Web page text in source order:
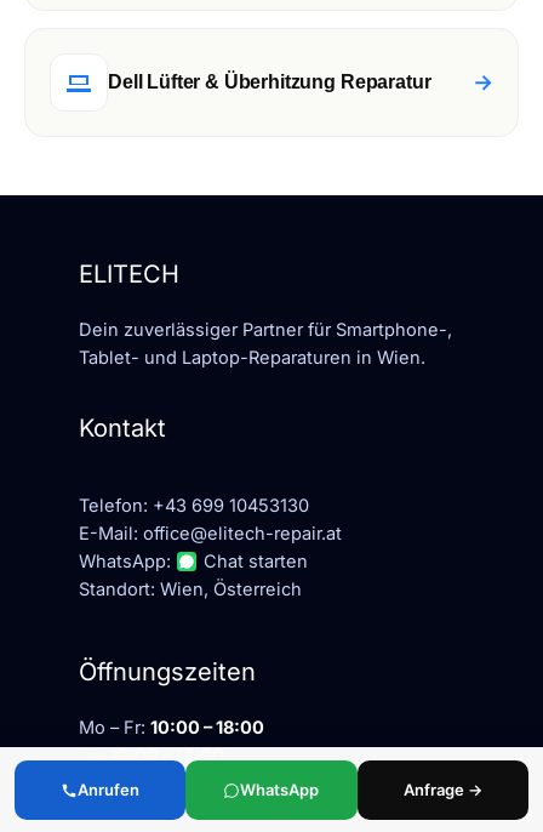
Dell Lüfter & Überhitzung Reparatur →
ELITECH
Dein zuverlässiger Partner für Smartphone-,
Tablet- und Laptop-Reparaturen in Wien.
Kontakt
Telefon: +43 699 10453130
E-Mail: office@elitech-repair.at
WhatsApp:
Chat starten
Standort: Wien, Österreich
Öffnungszeiten
Mo – Fr: 10:00 – 18:00
Sa:10:00 – 14:00
So: geschlossen
Anrufen WhatsApp Anfrage →